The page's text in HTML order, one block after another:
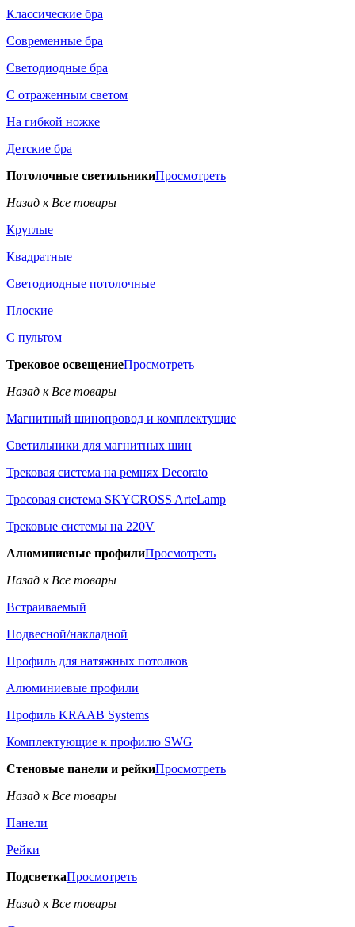
Классические бра
Современные бра
Светодиодные бра
С отраженным светом
На гибкой ножке
Детские бра
Потолочные светильникиПросмотреть
Назад к Все товары
Круглые
Квадратные
Светодиодные потолочные
Плоские
С пультом
Трековое освещениеПросмотреть
Назад к Все товары
Магнитный шинопровод и комплектущие
Светильники для магнитных шин
Трековая система на ремнях Decorato
Тросовая система SKYCROSS ArteLamp
Трековые системы на 220V
Алюминиевые профилиПросмотреть
Назад к Все товары
Встраиваемый
Подвесной/накладной
Профиль для натяжных потолков
Алюминиевые профили
Профиль KRAAB Systems
Комплектующие к профилю SWG
Стеновые панели и рейкиПросмотреть
Назад к Все товары
Панели
Рейки
ПодсветкаПросмотреть
Назад к Все товары